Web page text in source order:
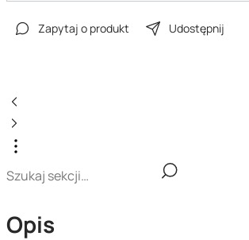
Zapytaj o produkt Udostępnij
Opis